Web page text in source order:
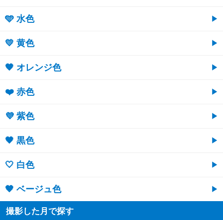
🩵 水色
💛 黄色
🧡 オレンジ色
❤️ 赤色
💜 紫色
🖤 黒色
🤍 白色
🤎 ベージュ色
撮影した月で探す